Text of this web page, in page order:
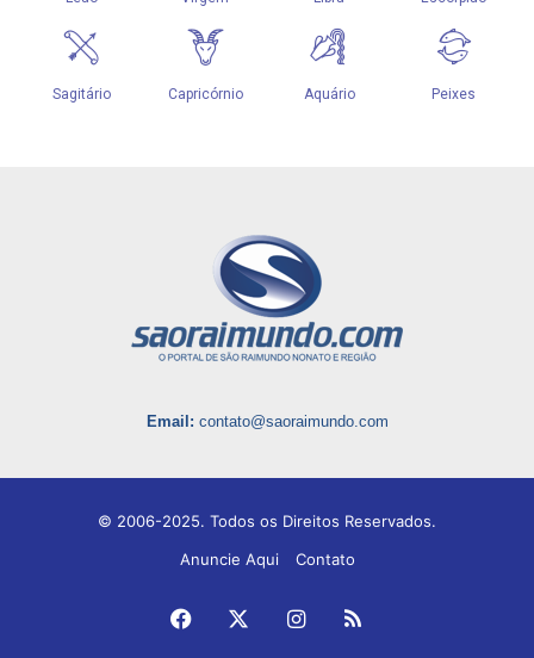
Email: contato@saoraimundo.com
© 2006-2025. Todos os Direitos Reservados.
Anuncie Aqui
Contato
Facebook Instagram
RSS